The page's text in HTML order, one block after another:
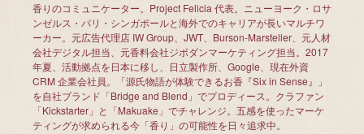
香りのコミュニケーター。Project Felicia 代表。ニューヨーク・ロサ
ンゼルス・パリ・シンガポールと海外でのキャリアが長いマルチワ
ーカー。元広告代理店 IW Group、JWT、Burson-Marsteller、元人材
会社デジタル担当、元香料会社ジボダンマーケティング担当。2017
年夏、活動拠点を日本に移し、日立製作所、Google、現在外資
CRM 企業会社員。「源氏物語が体験できるお香『Six in Sense』」
を自社ブランド「Bridge and Blend」でプロディース。クラファン
「Kickstarter」と「Makuake」でチャレンジ。五感を使ったマーケ
ティングが求められる今「香り」の可能性を日々追求中。